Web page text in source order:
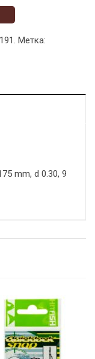
. Метка:
mm, d 0.30, 9